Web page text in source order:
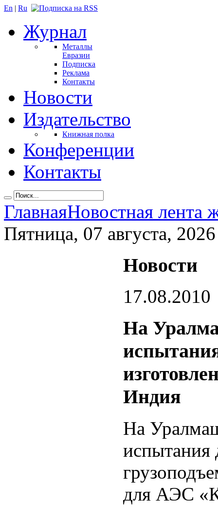
En | Ru
Журнал
Металлы
Евразии
Подписка
Реклама
Контакты
Новости
Издательство
Книжная полка
Конференции
Контакты
ГлавнаяНовостная лента
Пятница, 07 августа, 2026
Новости
17.08.2010
На
Индия
На
испытания
для АЭС